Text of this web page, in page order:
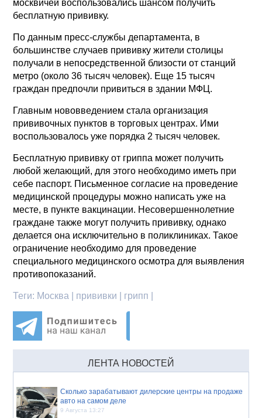
москвичей воспользовались шансом получить
бесплатную прививку.
По данным пресс-службы департамента, в
большинстве случаев прививку жители столицы
получали в непосредственной близости от станций
метро (около 36 тысяч человек). Еще 15 тысяч
граждан предпочли привиться в здании МФЦ.
Главным нововведением стала организация
прививочных пунктов в торговых центрах. Ими
воспользовалось уже порядка 2 тысяч человек.
Бесплатную прививку от гриппа может получить
любой желающий, для этого необходимо иметь при
себе паспорт. Письменное согласие на проведение
медицинской процедуры можно написать уже на
месте, в пункте вакцинации. Несовершеннолетние
граждане также могут получить прививку, однако
делается она исключительно в поликлиниках. Такое
ограничение необходимо для проведение
специального медицинского осмотра для выявления
противопоказаний.
Теги: Москва | прививки | грипп |
ЛЕНТА НОВОСТЕЙ
Сколько зарабатывают дилерские центры на продаже
авто на самом деле
9 Августа 13:27